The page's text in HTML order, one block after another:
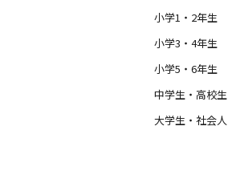
小学1・2年生
小学3・4年生
小学5・6年生
中学生・高校生
大学生・社会人